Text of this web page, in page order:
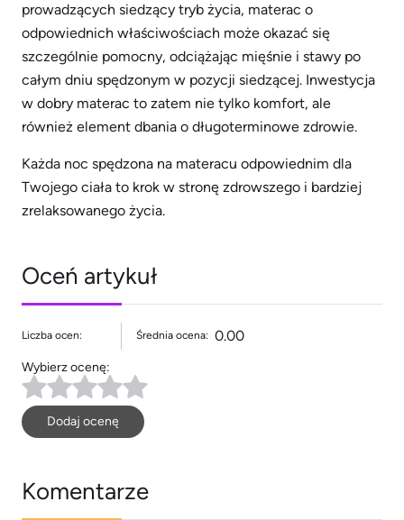
prowadzących siedzący tryb życia, materac o
odpowiednich właściwościach może okazać się
szczególnie pomocny, odciążając mięśnie i stawy po
całym dniu spędzonym w pozycji siedzącej. Inwestycja
w dobry materac to zatem nie tylko komfort, ale
również element dbania o długoterminowe zdrowie.
Każda noc spędzona na materacu odpowiednim dla
Twojego ciała to krok w stronę zdrowszego i bardziej
zrelaksowanego życia.
Oceń artykuł
Liczba ocen: Średnia ocena: 0.00
Wybierz ocenę:
Dodaj ocenę
Komentarze